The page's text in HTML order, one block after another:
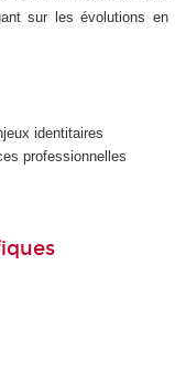
sur les évolutions en
identitaires
professionnelles